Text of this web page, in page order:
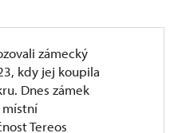
zámecký
kdy jej koupila
Dnes zámek
místní
Tereos